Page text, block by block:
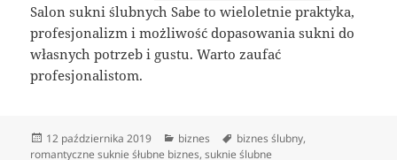
Salon sukni ślubnych Sabe to wieloletnie praktyka,
profesjonalizm i możliwość dopasowania sukni do
własnych potrzeb i gustu. Warto zaufać
profesjonalistom.
Data
publikacji
12 października 2019 Kategorie
biznes Tagi
biznes ślubny,
romantyczne suknie śłubne biznes,suknie ślubne